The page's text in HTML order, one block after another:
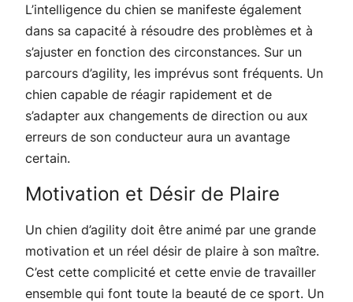
L’intelligence du chien se manifeste également
dans sa capacité à résoudre des problèmes et à
s’ajuster en fonction des circonstances. Sur un
parcours d’agility, les imprévus sont fréquents. Un
chien capable de réagir rapidement et de
s’adapter aux changements de direction ou aux
erreurs de son conducteur aura un avantage
certain.
Motivation et Désir de Plaire
Un chien d’agility doit être animé par une grande
motivation et un réel désir de plaire à son maître.
C’est cette complicité et cette envie de travailler
ensemble qui font toute la beauté de ce sport. Un